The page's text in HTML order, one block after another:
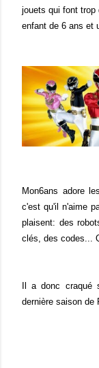
jouets qui font trop
enfant de 6 ans et
Mon6ans adore
c'est qu'il n'aime
plaisent: des
clés, des codes...
Il a donc craqué
dernière saison de